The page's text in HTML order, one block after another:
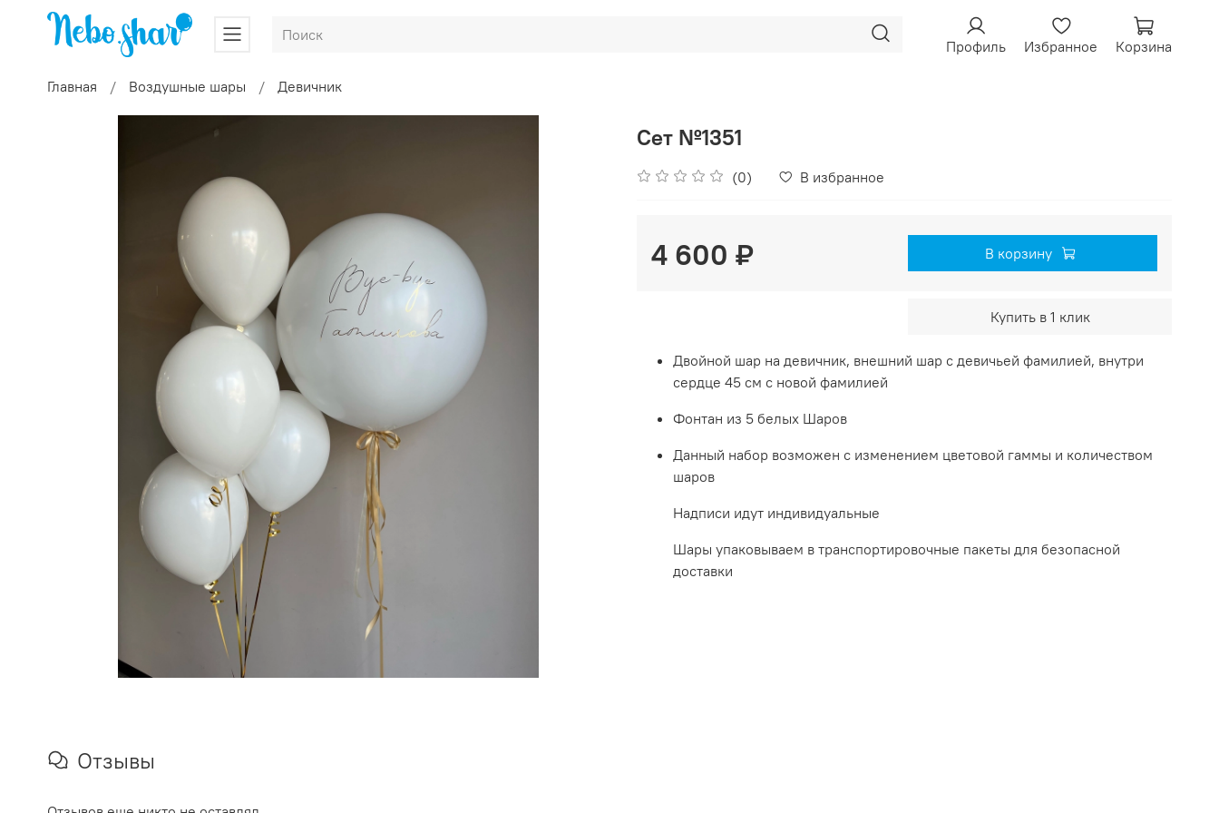
Профиль Избранное Корзина
Главная Воздушные шары Девичник
Сет №1351
(0) В избранное
4 600 ₽ В корзину
Купить в 1 клик
Двойной шар на девичник, внешний шар с девичьей фамилией, внутри
сердце 45 см с новой фамилией
Фонтан из 5 белых Шаров
Данный набор возможен с изменением цветовой гаммы и количеством
шаров
Надписи идут индивидуальные
Шары упаковываем в транспортировочные пакеты для безопасной
доставки
Отзывы